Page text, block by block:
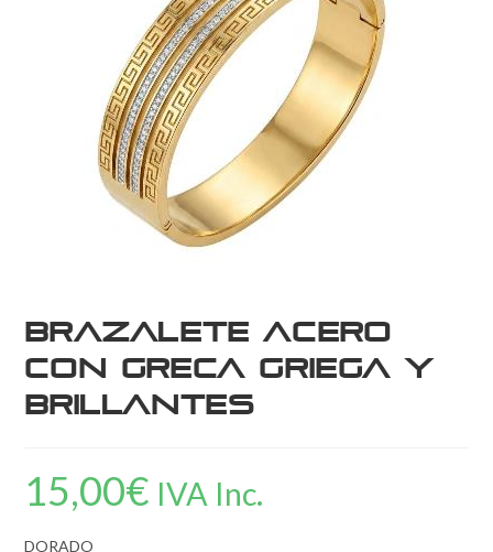
Brazalete Acero
con Greca Griega y
Brillantes
15,00€ IVA Inc.
DORADO